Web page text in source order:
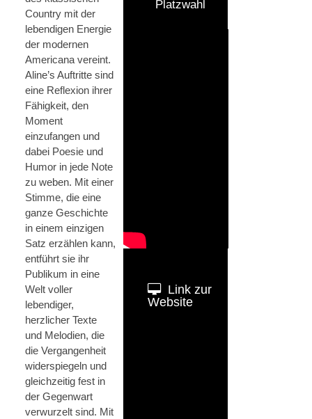
Country mit der
lebendigen Energie
der modernen
Americana vereint.
Aline’s Auftritte sind
eine Reflexion ihrer
Fähigkeit, den
Moment
einzufangen und
dabei Poesie und
Humor in jede Note
zu weben. Mit einer
Stimme, die eine
ganze Geschichte
in einem einzigen
Satz erzählen kann,
entführt sie ihr
Publikum in eine
Welt voller
lebendiger,
herzlicher Texte
und Melodien, die
die Vergangenheit
widerspiegeln und
gleichzeitig fest in
der Gegenwart
verwurzelt sind. Mit
Platzwahl
Link zur
Website